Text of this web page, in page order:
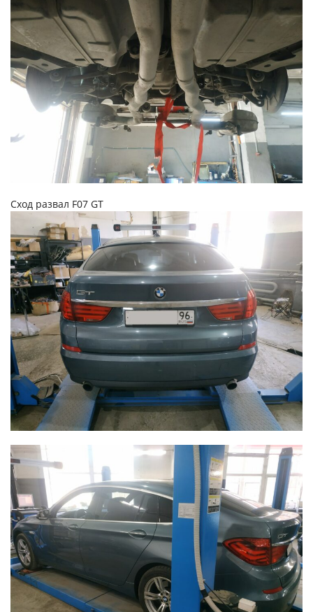
Сход развал F07 GT